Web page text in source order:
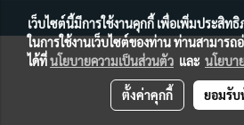
เว็บไซต์นี้มีการใช้งานคุกกี้ เพื่อเพิ่มประสิ
ในการใช้งานเว็บไซต์ของท่าน ท่านสามารถ
ได้ที่นโยบายความเป็นส่วนตัว และ นโยบา
ตั้งค่าคุกกี้ ยอมรั